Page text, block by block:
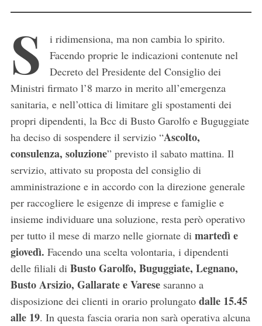
S
i ridimensiona, ma non cambia lo spirito.
Facendo proprie le indicazioni contenute nel
Decreto del Presidente del Consiglio dei
Ministri firmato l’8 marzo in merito all’emergenza
sanitaria, e nell’ottica di limitare gli spostamenti dei
propri dipendenti, la Bcc di Busto Garolfo e Buguggiate
ha deciso di sospendere il servizio “Ascolto,
consulenza, soluzione” previsto il sabato mattina. Il
servizio, attivato su proposta del consiglio di
amministrazione e in accordo con la direzione generale
per raccogliere le esigenze di imprese e famiglie e
insieme individuare una soluzione, resta però operativo
per tutto il mese di marzo nelle giornate di martedì e
giovedì. Facendo una scelta volontaria, i dipendenti
delle filiali di Busto Garolfo, Buguggiate, Legnano,
Busto Arsizio, Gallarate e Varesesaranno a
disposizione dei clienti in orario prolungato dalle 15.45
alle 19. In questa fascia oraria non sarà operativa alcuna